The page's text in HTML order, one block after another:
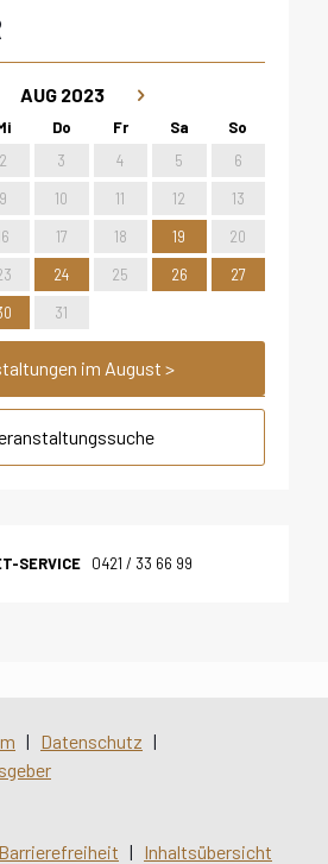
AUG 2023
2 3 4 5
6
9 10 11 12
13
17 18 19
20
24 25 26
27
31
im August >
SERVICE 0421 / 33 66 99
| Datenschutz |
Barrierefreiheit | Inhaltsübersicht